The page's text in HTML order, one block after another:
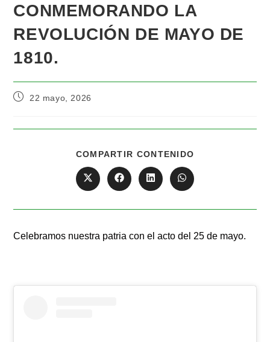
CONMEMORANDO LA
REVOLUCIÓN DE MAYO DE
1810.
22 mayo, 2026
COMPARTIR CONTENIDO
Celebramos nuestra patria con el acto del 25 de mayo.